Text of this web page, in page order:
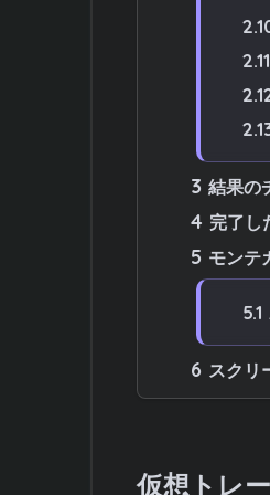
2.11
3 結果の
4 完了し
5 モンテ
5.1
6 スクリ
仮想トレ